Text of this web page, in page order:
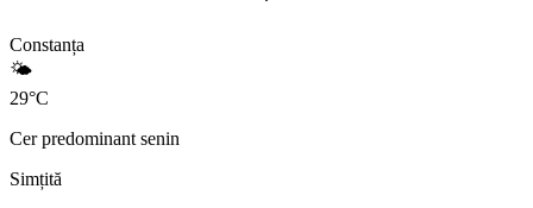
Constanța
🌤️
29°C
Cer predominant senin
Simțită